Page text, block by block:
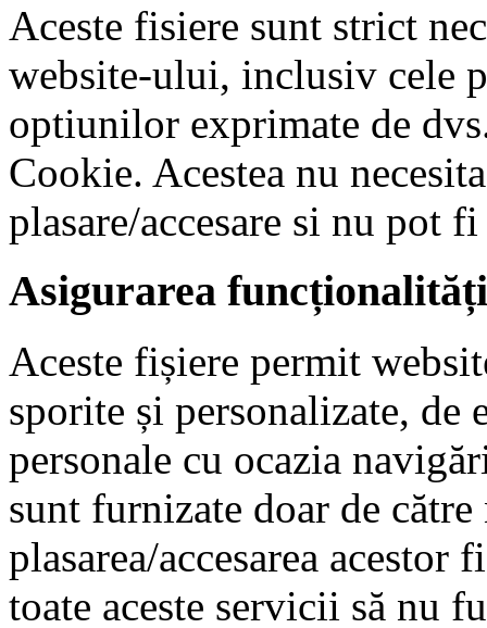
Aceste fisiere sunt strict
website-ului, inclusiv cele
optiunilor exprimate de
Cookie. Acestea nu
plasare/accesare si nu pot
Asigurarea
Aceste fișiere permit
sporite și personalizate, de
personale cu ocazia
sunt furnizate doar de
plasarea/accesarea acestor
toate aceste servicii să nu